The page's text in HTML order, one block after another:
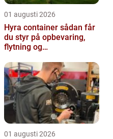
01 augusti 2026
Hyra container sådan får
du styr på opbevaring,
flytning og
01 augusti 2026